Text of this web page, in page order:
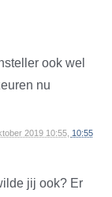
ook wel
nu
2019 10:55, 10:55
jij ook? Er